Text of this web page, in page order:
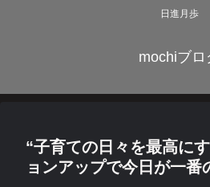
日進月歩
mochiブロ
“子育ての日々を最高に
ョンアップで今日が一番